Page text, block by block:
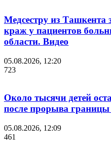
Медсестру из Ташкента
краж у пациентов
области. Видео
05.08.2026, 12:20
723
Около тысячи детей
после прорыва границы
05.08.2026, 12:09
461